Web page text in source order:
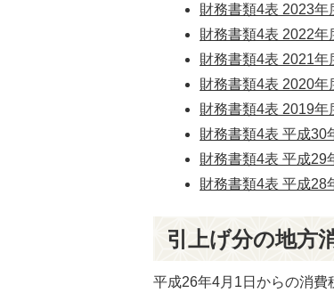
財務書類4表 2023年
財務書類4表 2022年
財務書類4表 2021年
財務書類4表 2020年
財務書類4表 2019年
財務書類4表 平成30
財務書類4表 平成29
財務書類4表 平成28
引上げ分の地方
平成26年4月1日からの消費